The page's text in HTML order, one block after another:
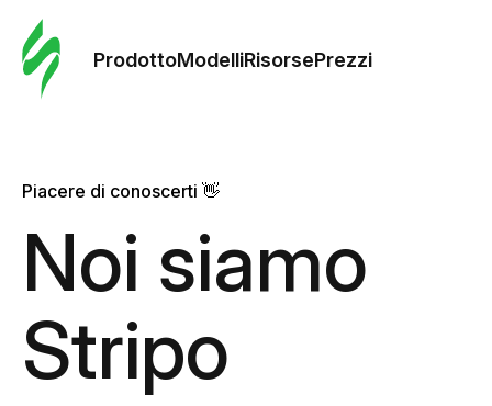
ProdottoModelliRisorsePrezzi
Piacere di conoscerti 👋
Noi siamo
Stripo